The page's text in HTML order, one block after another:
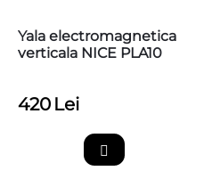
Yala electromagnetica
verticala NICE PLA10
420 Lei